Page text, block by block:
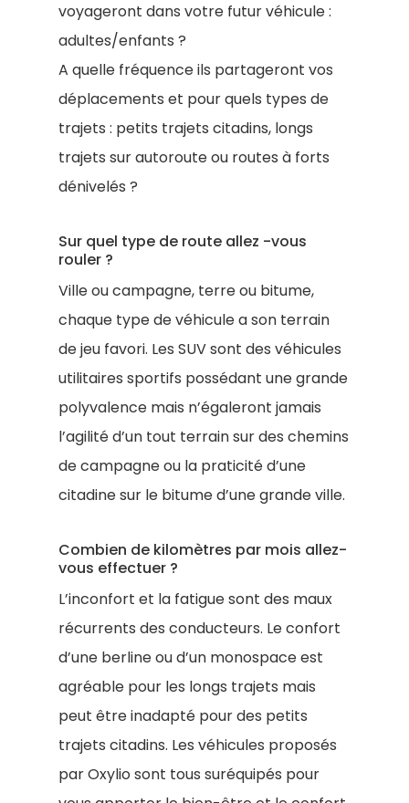
voyageront dans votre futur véhicule :
adultes/enfants ?
A quelle fréquence ils partageront vos
déplacements et pour quels types de
trajets : petits trajets citadins, longs
trajets sur autoroute ou routes à forts
dénivelés ?
Sur quel type de route allez -vous
rouler ?
Ville ou campagne, terre ou bitume,
chaque type de véhicule a son terrain
de jeu favori. Les SUV sont des véhicules
utilitaires sportifs possédant une grande
polyvalence mais n’égaleront jamais
l’agilité d’un tout terrain sur des chemins
de campagne ou la praticité d’une
citadine sur le bitume d’une grande ville.
Combien de kilomètres par mois allez-
vous effectuer ?
L’inconfort et la fatigue sont des maux
récurrents des conducteurs. Le confort
d’une berline ou d’un monospace est
agréable pour les longs trajets mais
peut être inadapté pour des petits
trajets citadins. Les véhicules proposés
par Oxylio sont tous suréquipés pour